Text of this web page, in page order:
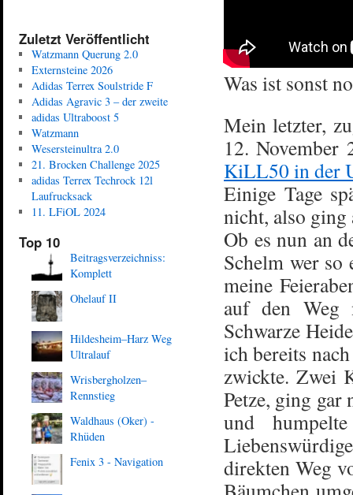
Was ist sonst
Mein letzter,
12.
KiLL50 in der
Einige Tage
nicht, also ging
Ob es nun an
Schelm wer so
meine
auf den Weg
Schwarze
ich bereits
zwickte. Zwei
Petze, ging gar
und
direkten Weg
Zuletzt Veröffentlicht
Watzmann Querung 2.0
Externsteine 2026
Adidas Terrex Soulstride F
Adidas Agravic 3 – der zweite
adidas Ultraboost 5
Watzmann
Wesersteinultra 2.0
21. Brocken Challenge 2025
adidas Terrex Techrock 12l
Laufrucksack
11. LFiOL 2024
Top 10
Beitragsverzeichniss:
Komplett
Ohelauf II
Hildesheim–Harz Weg
Ultralauf
Wrisbergholzen–
Rennstieg
Waldhaus (Oker) -
Rhüden
Fenix 3 - Navigation